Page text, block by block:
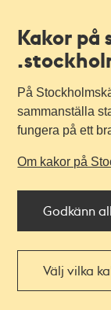
Kakor på
På
sammanställa
fungera på ett
Om kakor på
Godkänn
Välj vilka